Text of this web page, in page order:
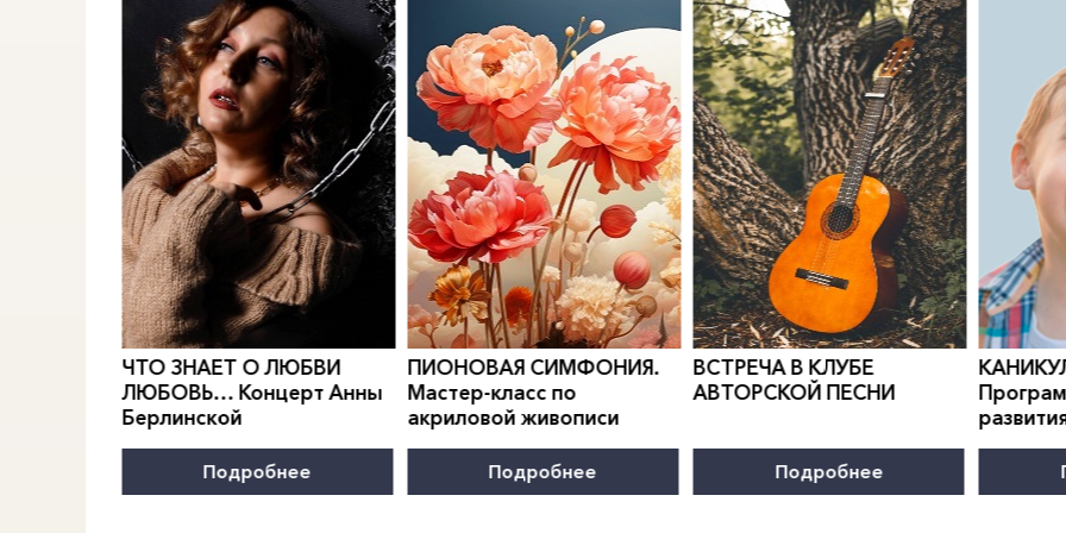
0">
ЧТО ЗНАЕТ О ЛЮБВИ
ЛЮБОВЬ… Концерт Анны
Берлинской
Подробнее
0">
ПИОНОВАЯ СИМФОНИЯ.
Мастер-класс по
акриловой живописи
Подробнее
0">
ВСТРЕЧА В КЛУБЕ
АВТОРСКОЙ ПЕСНИ
Подробнее
0">